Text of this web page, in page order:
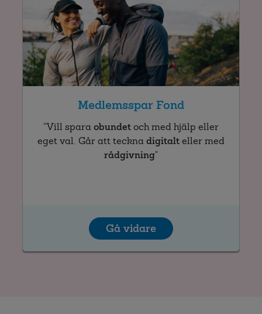
Medlemsspar Fond
”Vill sparaobundetoch med hjälp eller
eget val. Går att tecknadigitalteller med
rådgivning"
Gå vidare